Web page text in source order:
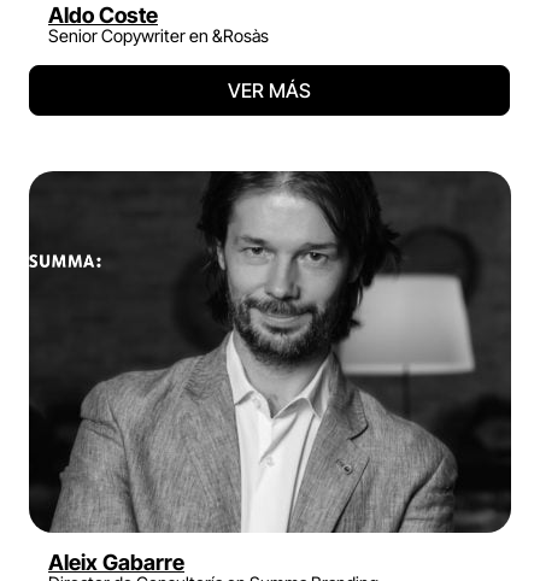
Aldo Coste
Senior Copywriter en &Rosàs
VER MÁS
Aleix Gabarre